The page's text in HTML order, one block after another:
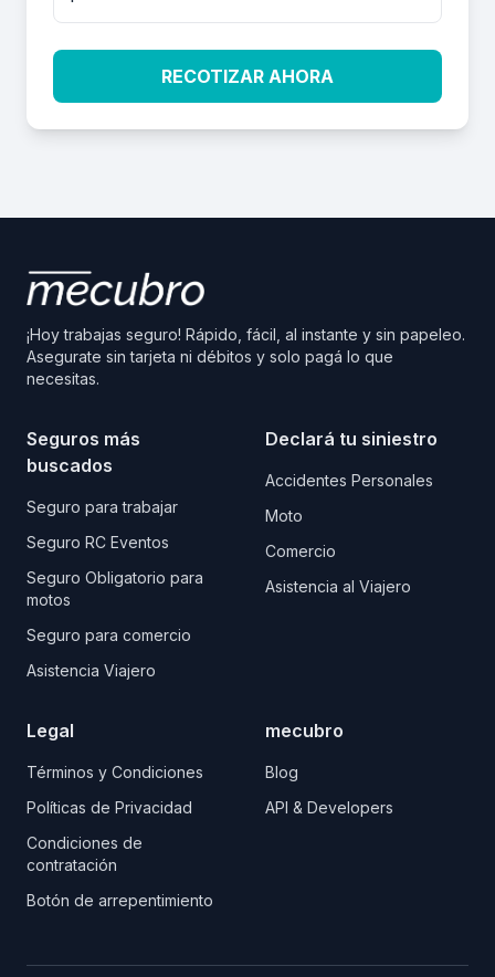
RECOTIZAR AHORA
¡Hoy trabajas seguro! Rápido, fácil, al instante y sin papeleo.
Asegurate sin tarjeta ni débitos y solo pagá lo que
necesitas.
Seguros más
buscados
Seguro para trabajar
Seguro RC Eventos
Seguro Obligatorio para
motos
Seguro para comercio
Asistencia Viajero
Declará tu siniestro
Accidentes Personales
Moto
Comercio
Asistencia al Viajero
Legal
Términos y Condiciones
Políticas de Privacidad
Condiciones de
contratación
Botón de arrepentimiento
mecubro
Blog
API & Developers